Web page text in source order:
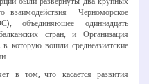
взаимодействия ­ Черноморское
объединяющее одиннадцать
стран, и Организация
которую вошли среднеазиатские
в том, что касается развития